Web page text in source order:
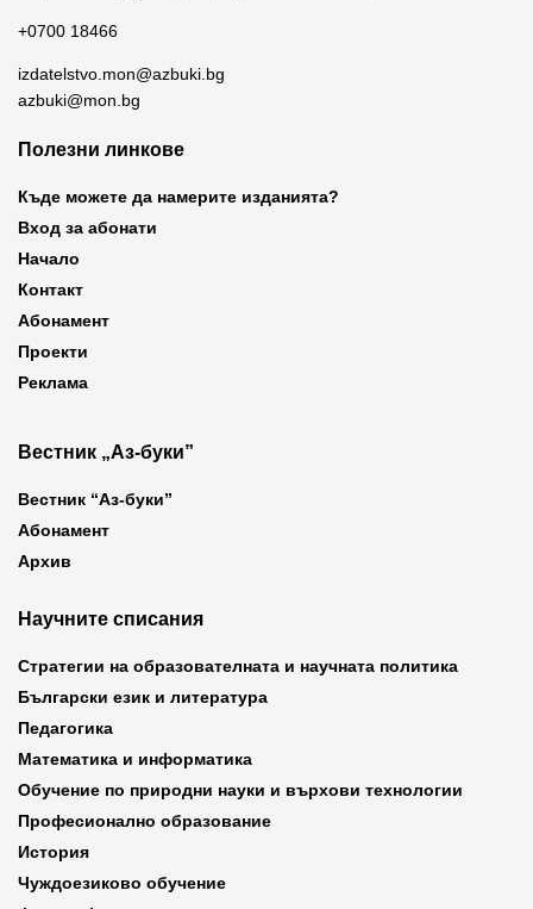
+0700 18466
izdatelstvo.mon@azbuki.bg
azbuki@mon.bg
Полезни линкове
Къде можете да намерите изданията?
Вход за абонати
Начало
Контакт
Абонамент
Проекти
Реклама
Вестник „Аз-буки”
Вестник “Аз-буки”
Абонамент
Архив
Научните списания
Стратегии на образователната и научната политика
Български език и литература
Педагогика
Математика и информатика
Обучение по природни науки и върхови технологии
Професионално образование
История
Чуждоезиково обучение